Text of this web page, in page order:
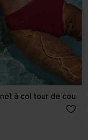
à col tour de cou